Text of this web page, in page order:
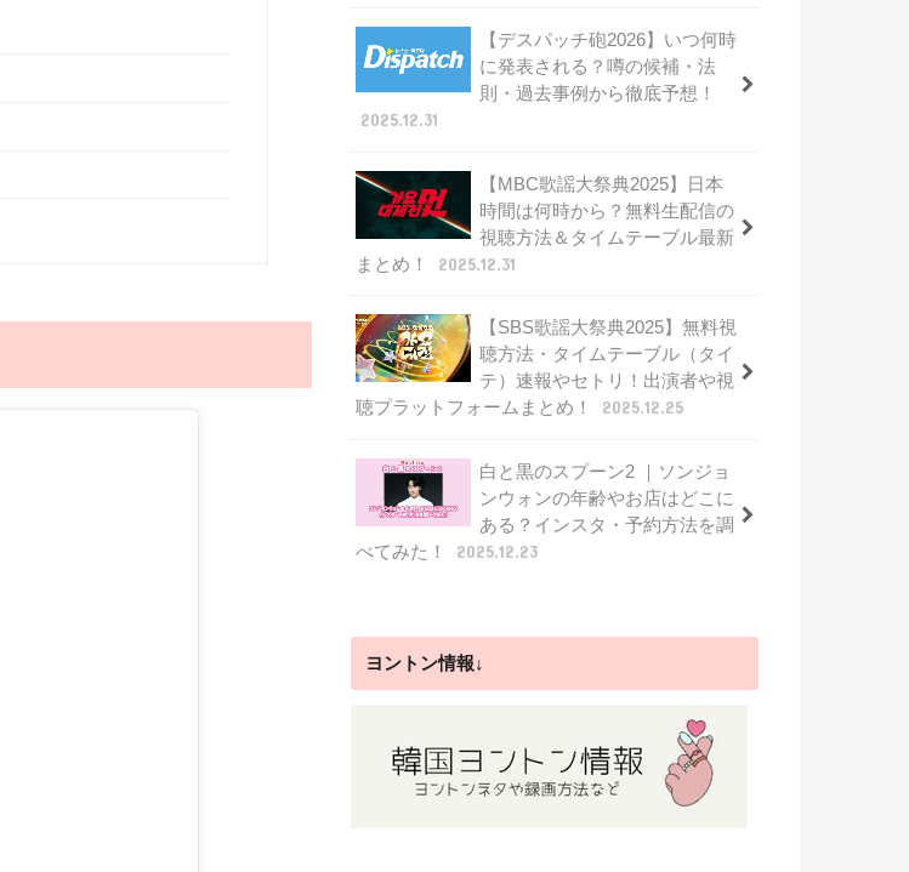
【デスパッチ砲2026】いつ何時
に発表される？噂の候補・法
則・過去事例から徹底予想！
2025.12.31
【MBC歌謡大祭典2025】日本
時間は何時から？無料生配信の
視聴方法＆タイムテーブル最新
まとめ！
2025.12.31
【SBS歌謡大祭典2025】無料視
聴方法・タイムテーブル（タイ
テ）速報やセトリ！出演者や視
聴プラットフォームまとめ！
2025.12.25
白と黒のスプーン2 ｜ソンジョ
ンウォンの年齢やお店はどこに
ある？インスタ・予約方法を調
べてみた！
2025.12.23
ヨントン情報↓